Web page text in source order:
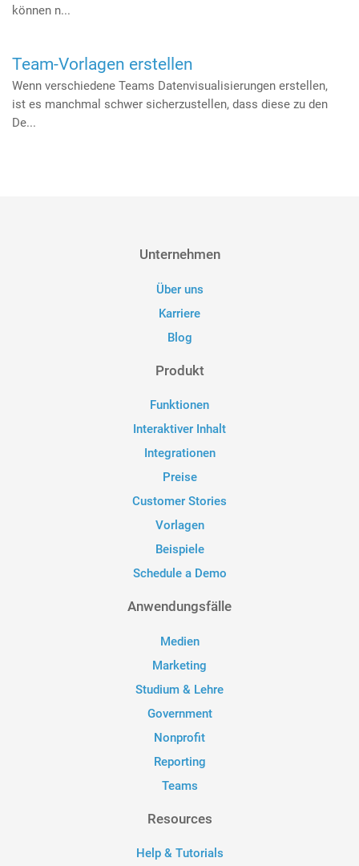
können n...
Team-Vorlagen erstellen
Wenn verschiedene Teams Datenvisualisierungen erstellen,
ist es manchmal schwer sicherzustellen, dass diese zu den
De...
Unternehmen
Über uns
Karriere
Blog
Produkt
Funktionen
Interaktiver Inhalt
Integrationen
Preise
Customer Stories
Vorlagen
Beispiele
Schedule a Demo
Anwendungsfälle
Medien
Marketing
Studium & Lehre
Government
Nonprofit
Reporting
Teams
Resources
Help & Tutorials